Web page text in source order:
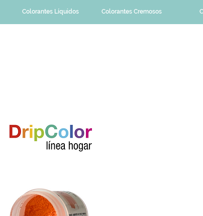
Colorantes Líquidos Colorantes Cremosos